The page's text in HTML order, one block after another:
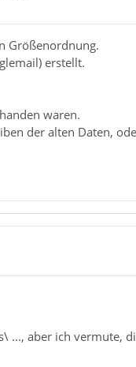
Größenordnung.
erstellt.
waren.
der alten Daten,
..., aber ich vermute,